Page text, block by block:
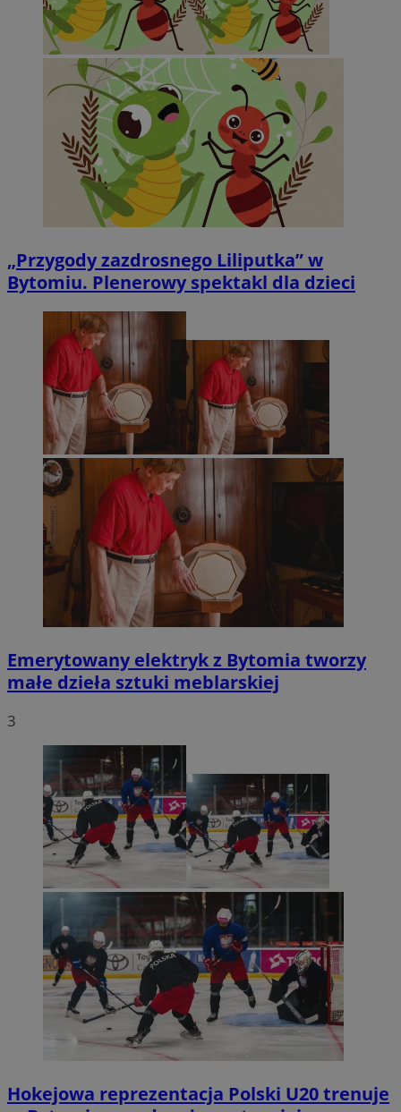
„Przygody zazdrosnego Liliputka” w
Bytomiu. Plenerowy spektakl dla dzieci
Emerytowany elektryk z Bytomia tworzy
małe dzieła sztuki meblarskiej
3
Hokejowa reprezentacja Polski U20 trenuje